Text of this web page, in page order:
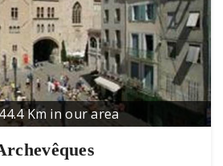
Km in our area